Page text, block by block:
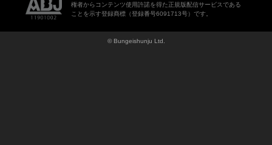
権者からコンテンツ使用許諾を得た正規版配信サービスである
ことを示す登録商標（登録番号6091713号）です。
© Bungeishunju Ltd.